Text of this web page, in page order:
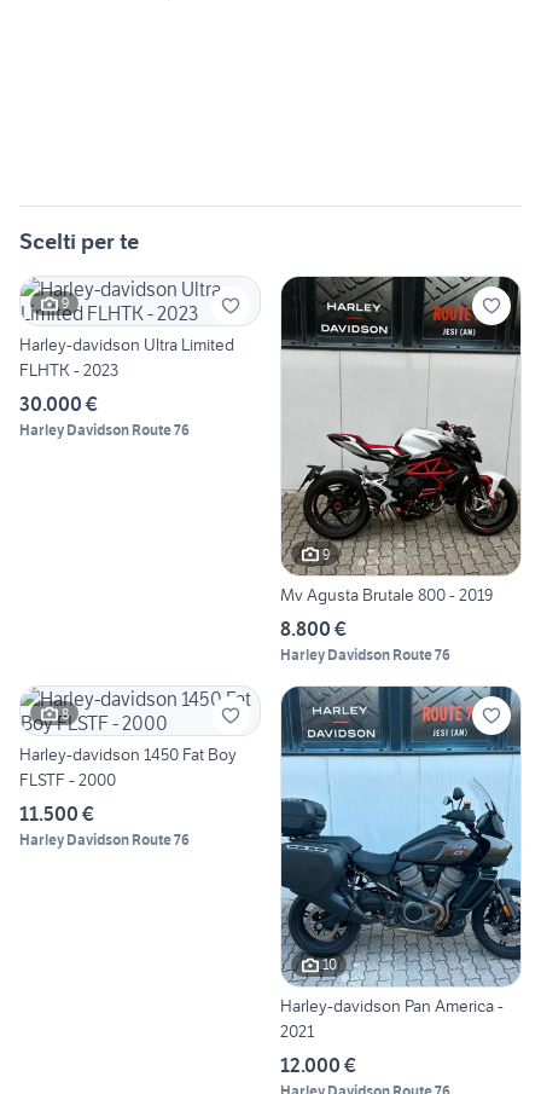
Scelti per te
9
Harley-davidson Ultra Limited
FLHTK - 2023
30.000 €
Harley Davidson Route 76
9
Mv Agusta Brutale 800 - 2019
8.800 €
Harley Davidson Route 76
8
Harley-davidson 1450 Fat Boy
FLSTF - 2000
11.500 €
Harley Davidson Route 76
10
Harley-davidson Pan America -
2021
12.000 €